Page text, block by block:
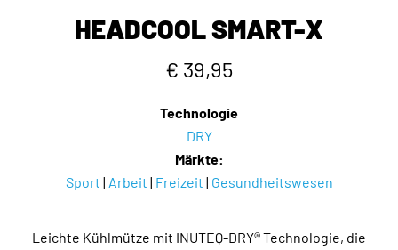
HEADCOOL SMART-X
€ 39,95
Technologie
DRY
Märkte:
Sport | Arbeit | Freizeit | Gesundheitswesen
Leichte Kühlmütze mit INUTEQ-DRY® Technologie, die